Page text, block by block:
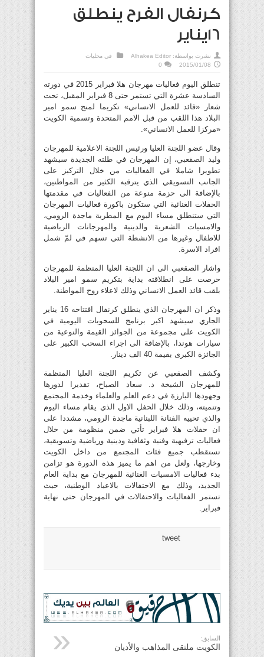
كرنفال الفرح ينطلق
16يناير
نشرت بواسطة: Alhakea Editor في محليات
2015/01/08
0
تنطلق اليوم فعاليات مهرجان هلا فبراير 2015 في دورته
السادسة عشرة التي تستمر حتى 8 فبراير المقبل، تحت
شعار «قائد للعمل الانساني» تكريما لمنح سمو امير
البلاد هذا اللقب من قبل الامم المتحدة وتسمية الكويت
«مركزا للعمل الانساني».
وقال عضو اللجنة العليا ورئيس اللجنة الاعلامية للمهرجان
وليد الصقعبي، إن المهرجان في طلته الجديدة سيشهد
تطويرا شاملا في الفعاليات من خلال التركيز على
الجانب التسويقي الذي يترقبه الكثير من المواطنين،
بالإضافة الى حزمة منوعة من الفعاليات في مقدمتها
الحفلات الغنائية التي ستكون باكورة فعاليات المهرجان
التي ستنطلق مساء اليوم مع المطربة ماجدة الرومي،
والامسيات الشعرية والدينية والمهرجانات الرياضية
للاطفال وغيرها من الانشطة التي تسهم في لمّ شمل
افراد الاسرة.
واشار الصقعبي الى ان اللجنة العليا المنظمة للمهرجان
حرصت على انطلاقته بداية بتكريم سمو امير البلاد
بلقب قائد العمل الانساني وذلك لاعلاء روح المواطنة.
وذكر ان المهرجان الذي ينطلق كرنفال افتتاحه 16 يناير
الجاري سيشهد اكبر برنامج للسحوبات اليومية في
الكويت على مجموعة من الجوائز القيمة والنوعية من
سيارات هوندا، بالإضافة الى اجراء السحب الكبير على
الجائزة الكبرى بقيمة 40 الف دينار.
وكشف الصقعبي عن تكريم اللجنة العليا المنظمة
للمهرجان الشيخة د. سعاد الصباح، تقديرا لدورها
وجهودها البارزة في دعم العلم والعلماء وخدمة المجتمع
وتنميته، وذلك خلال الحفل الاول الذي يقام مساء اليوم
والذي تحييه الفنانة اللبنانية ماجدة الرومي، مشددا على
ان حفلات هلا فبراير تأتي ضمن منظومة من خلال
فعاليات ترفيهية وفنية وثقافية ودينية ورياضية وتسويقية،
تستقطب جميع فئات المجتمع من داخل الكويت
وخارجها، ولعل من اهم ما يميز هذه الدورة هو تزامن
بدء فعاليات الامسيات الغنائية للمهرجان مع بداية العام
الجديد، وذلك مع الاحتفالات بالاعياد الوطنية، حيث
تستمر الفعاليات والاحتفالات في المهرجان حتى نهاية
فبراير.
tweet
السابق:
الكويت ملتقى المذاهب والأديان